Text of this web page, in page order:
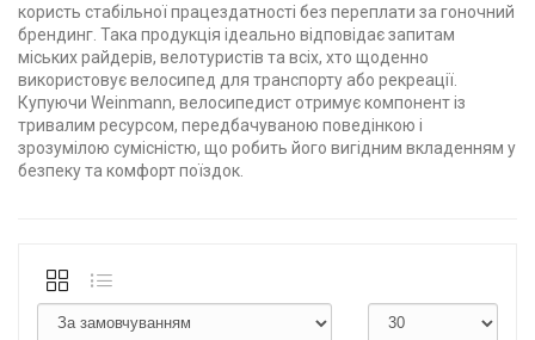
користь стабільної працездатності без переплати за гоночний
брендинг. Така продукція ідеально відповідає запитам
міських райдерів, велотуристів та всіх, хто щоденно
використовує велосипед для транспорту або рекреації.
Купуючи Weinmann, велосипедист отримує компонент із
тривалим ресурсом, передбачуваною поведінкою і
зрозумілою сумісністю, що робить його вигідним вкладенням у
безпеку та комфорт поїздок.